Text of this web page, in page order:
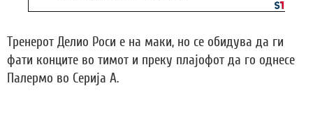
Тренерот Делио Роси е на маки, но се обидува да ги
фати конците во тимот и преку плајофот да го однесе
Палермо во Серија А.